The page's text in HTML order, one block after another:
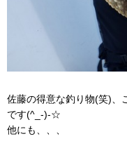
佐藤の得意な釣り物(笑)、
です(^_-)-☆
他にも、、、